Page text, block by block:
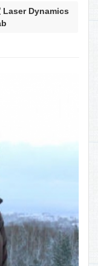
Laser Dynamics